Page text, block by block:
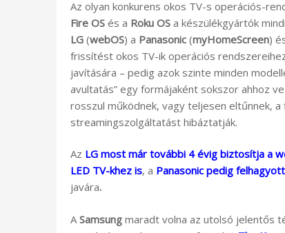
Az olyan konkurens okos TV-s operációs-
Fire OS és a Roku OS a készülékgyártók
LG (webOS) a Panasonic (myHomeScreen)
frissítést okos TV-ik operációs
javítására – pedig azok szinte minden
avultatás” egy formájaként sokszor ahhoz
rosszul működnek, vagy teljesen eltűnnek,
streamingszolgáltatást hibáztatják.
Az LG most már további 4 évig biztosítja a
LED TV-khez is, a Panasonic pedig
javára.
A Samsung maradt volna az utolsó jelentős